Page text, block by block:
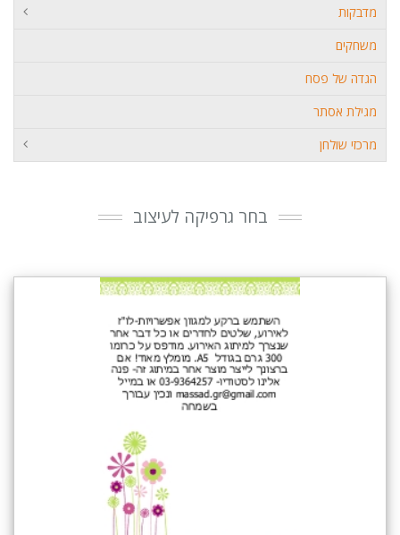
מדבקות
משחקים
הגדה של פסח
מגילת אסתר
מרכזי שולחן
בחר גרפיקה לעיצוב